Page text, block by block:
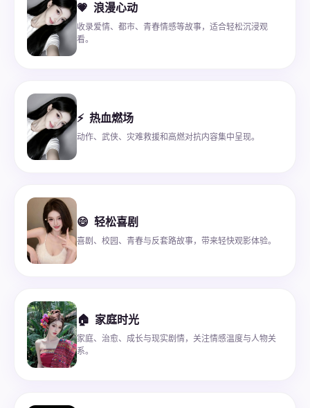
💗 浪漫心动
收录爱情、都市、青春情感等故事，适合轻松沉浸观
看。
⚡ 热血燃场
动作、武侠、灾难救援和高燃对抗内容集中呈现。
😄 轻松喜剧
喜剧、校园、青春与反套路故事，带来轻快观影体验。
🏠 家庭时光
家庭、治愈、成长与现实剧情，关注情感温度与人物关
系。